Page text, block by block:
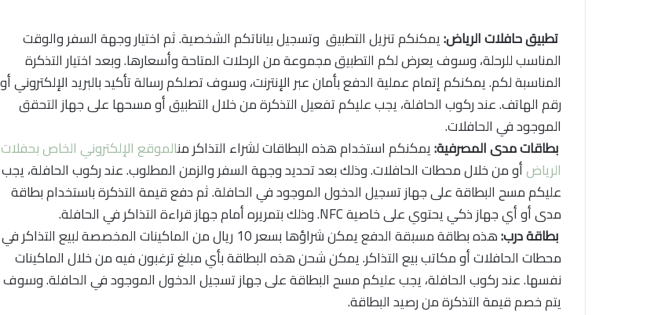
تطبيق حافلات الرياض:يمكنكم تنزيل التطبيق وتسجيل بياناتكم الشخصية. ثم اختيار وجهة السفر والوقت
المناسب للرحلة، وسوف يعرض لكم التطبيق مجموعة من الرحلات المتاحة وأسعارها. وبعد اختيار التذكرة
المناسبة لكم. يمكنكم إتمام عملية الدفع بأمان عبر الإنترنت، وسوف تصلكم رسالة تأكيد بالبريد الإلكتروني أو
رقم الهاتف. عند ركوب الحافلة، يجب عليكم تفعيل التذكرة من خلال التطبيق أو مسحها على جهاز التحقق
الموجود في الحافلات.
بطاقات مدى المصرفية:يمكنكم استخدام هذه البطاقات لشراء التذاكر منالموقع الإلكتروني الخاص بحفلات
الرياضأو من خلال محطات الحافلات. وذلك بعد تحديد وجهة السفر والزمن المطلوب. عند ركوب الحافلة، يجب
عليكم مسح البطاقة على جهاز تسجيل الدخول الموجود في الحافلة. ثم دفع قيمة التذكرة باستخدام بطاقة
مدى أو أي جهاز ذكي يحتوي على خاصية NFC. وذلك بتمريره أمام جهاز قراءة التذاكر في الحافلة.
بطاقة درب:
هذه بطاقة مسبقة الدفع يمكن شراؤها بسعر 10 ريال من الماكينات المخصصة لبيع التذاكر في
محطات الحافلات أو مكاتب بيع التذاكر. يمكن شحن هذه البطاقة بأي مبلغ ترغبون فيه من خلال الماكينات
نفسها. عند ركوب الحافلة، يجب عليكم مسح البطاقة على جهاز تسجيل الدخول الموجود في الحافلة. وسوف
يتم خصم قيمة التذكرة من رصيد البطاقة.